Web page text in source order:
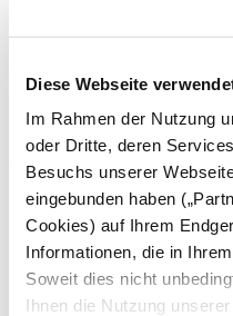
Diese Webseite
Im Rahmen der Nutzung
oder Dritte, deren
Besuchs unserer
eingebunden haben
Cookies) auf Ihrem
Informationen, die in
Soweit dies nicht
Ihnen die Nutzung
Mai
März
Februar
Januar
2024
Dezember
November
Oktober
September
August
Juli